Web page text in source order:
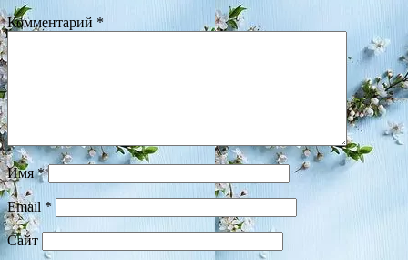
Комментарий *
Имя*
Email *
Сайт